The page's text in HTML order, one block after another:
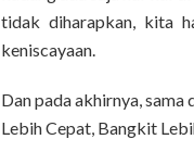
tidak diharapkan, kita
keniscayaan.
Dan pada akhirnya,
Lebih Cepat, Bangkit